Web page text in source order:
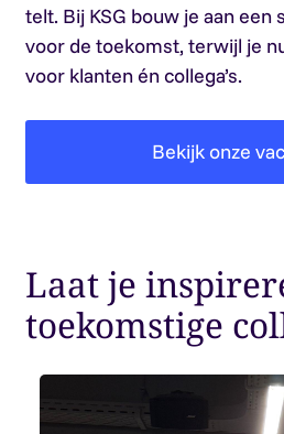
telt. Bij KSG bouw je aan
voor de toekomst, terwijl je
voor klanten én collega’s.
Bekijk onze
Laat je
toekomstige